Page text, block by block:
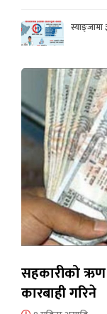
सहकारीको
कारबाही गरिने